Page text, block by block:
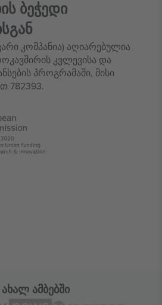
ბეჭედი
კომპანია) აღიარებულია
კვლევისა და
პროგრამაში, მისი
782393.
ამბებში